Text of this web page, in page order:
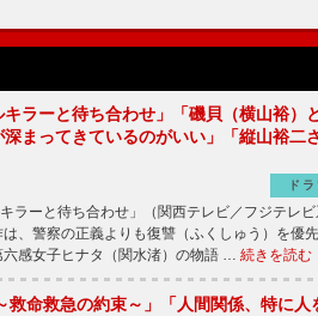
キラーと待ち合わせ」「磯貝（横山裕）
まってきているのがいい」「縦山裕二
ド
ラーと待ち合わせ」（関西テレビ／フジテレ
、警察の正義よりも復讐（ふくしゅう）を優
感女子ヒナタ（関水渚）の物語 … 続きを読む
救命救急の約束～」「人間関係、特に